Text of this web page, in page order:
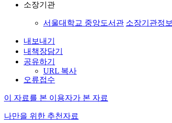
소장기관
서울대학교 중앙도서관 소장기관정보
내보내기
내책장담기
공유하기
URL 복사
오류접수
이 자료를 본 이용자가 본 자료
나만을 위한 추천자료